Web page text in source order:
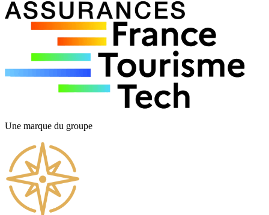
Une marque du groupe